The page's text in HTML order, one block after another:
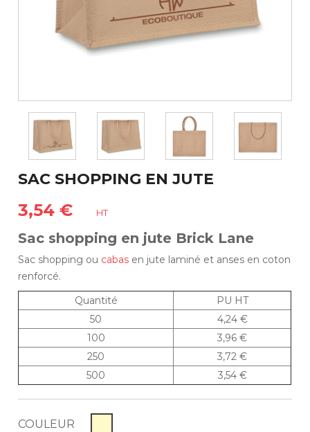
SAC SHOPPING EN JUTE
3,54 € HT
Sac shopping en jute Brick Lane
Sac shopping ou cabas en jute laminé et anses en coton
renforcé.
Quantité
PU HT
50
4,24 €
100
3,96 €
250
3,72 €
500
3,54 €
COULEUR